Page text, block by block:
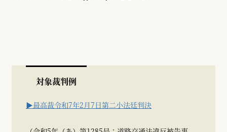
対象裁判例
▶最高裁令和7年2月7日第二小法廷判決